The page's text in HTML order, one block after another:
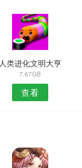
人类进化文明大亨
7.67GB
查看